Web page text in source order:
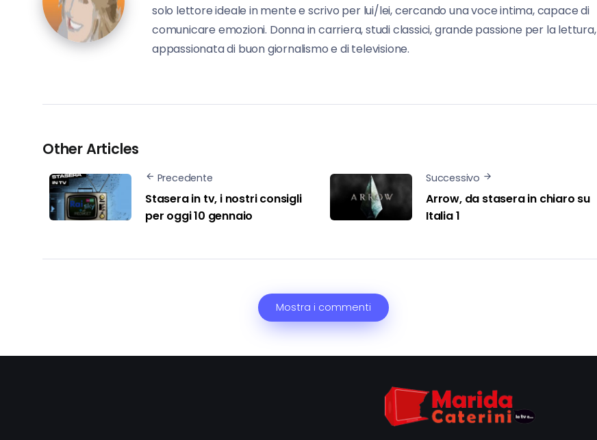
solo lettore ideale in mente e scrivo per lui/lei, cercando una voce intima, capace di
comunicare emozioni. Donna in carriera, studi classici, grande passione per la lettura,
appassionata di buon giornalismo e di televisione.
Other Articles
Precedente
Stasera in tv, i nostri consigli
per oggi 10 gennaio
Successivo
Arrow, da stasera in chiaro su
Italia 1
Mostra i commenti